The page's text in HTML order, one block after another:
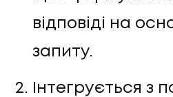
відповіді на
запиту.
Інтегрується з